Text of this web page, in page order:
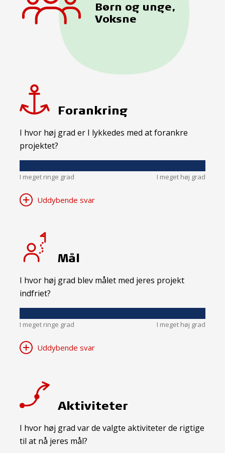
Børn og unge,
Voksne
Forankring
I hvor høj grad er I lykkedes med at forankre
projektet?
I meget ringe grad I meget høj grad
Uddybende svar
Mål
I hvor høj grad blev målet med jeres projekt
indfriet?
I meget ringe grad I meget høj grad
Uddybende svar
Aktiviteter
I hvor høj grad var de valgte aktiviteter de rigtige
til at nå jeres mål?